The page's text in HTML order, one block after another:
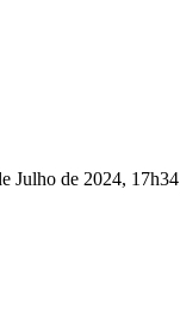
Julho de 2024, 17h34